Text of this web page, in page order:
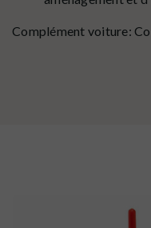
Complément voiture: